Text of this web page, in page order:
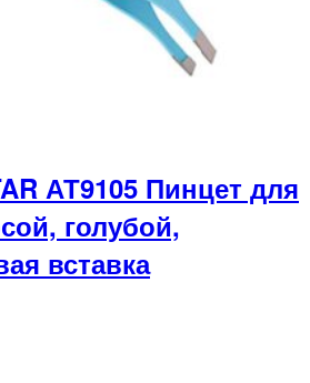
АТ9105 Пинцет для
голубой,
вставка